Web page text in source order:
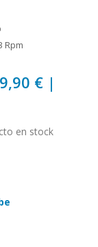
Rpm
€ |
en stock